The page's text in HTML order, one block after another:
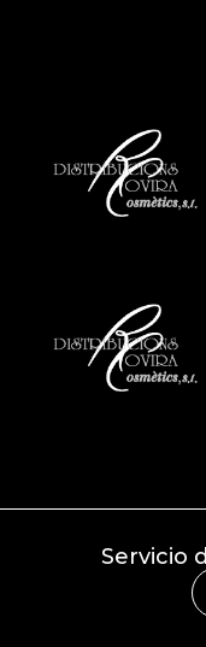
Servicio